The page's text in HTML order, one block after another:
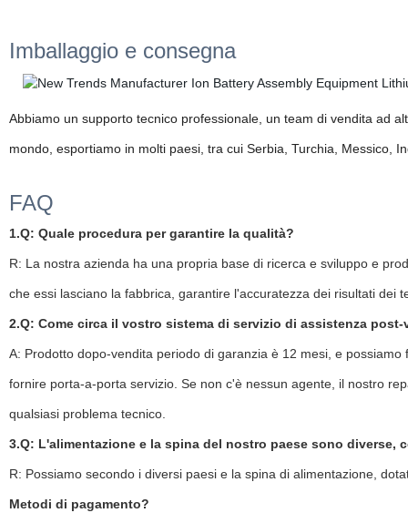
Imballaggio e consegna
Abbiamo un supporto tecnico professionale, un team di vendita ad
mondo, esportiamo in molti paesi, tra cui Serbia, Turchia, Messico,
FAQ
1.Q: Quale procedura per garantire la qualità?
R: La nostra azienda ha una propria base di ricerca e sviluppo e
che essi lasciano la fabbrica, garantire l'accuratezza dei risultati dei
2.Q: Come circa il vostro sistema di servizio di assistenza
A: Prodotto dopo-vendita periodo di garanzia è 12 mesi, e
fornire porta-a-porta servizio. Se non c'è nessun agente, il nostro
qualsiasi problema tecnico.
3.Q: L'alimentazione e la spina del nostro paese sono diverse,
R: Possiamo secondo i diversi paesi e la spina di alimentazione,
Metodi di pagamento?